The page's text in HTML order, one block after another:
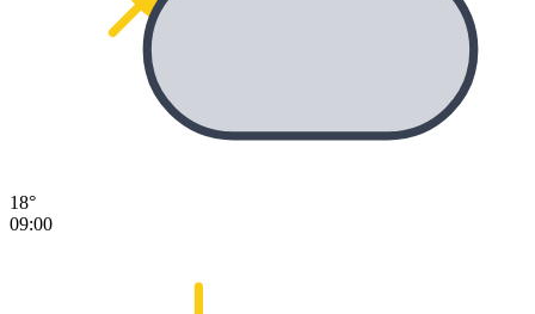
18°
09:00